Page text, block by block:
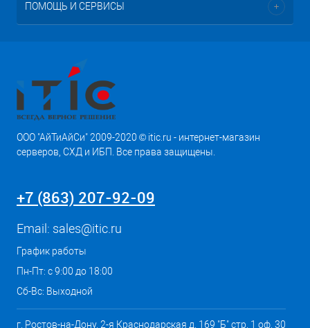
ПОМОЩЬ И СЕРВИСЫ
ООО "АйТиАйСи" 2009-2020 © itic.ru - интернет-магазин
серверов, СХД и ИБП. Все права защищены.
+7 (863) 207-92-09
Email: sales@itic.ru
График работы
Пн-Пт: с 9:00 до 18:00
Сб-Вс: Выходной
г. Ростов-на-Дону, 2-я Краснодарская д. 169 "Б" стр. 1 оф. 30